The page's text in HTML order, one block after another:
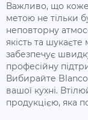
Важливо, що
метою не тільки
неповторну
якість та
забезпечує
професійну
Вибирайте
вашої кухні.
продукцією, яка